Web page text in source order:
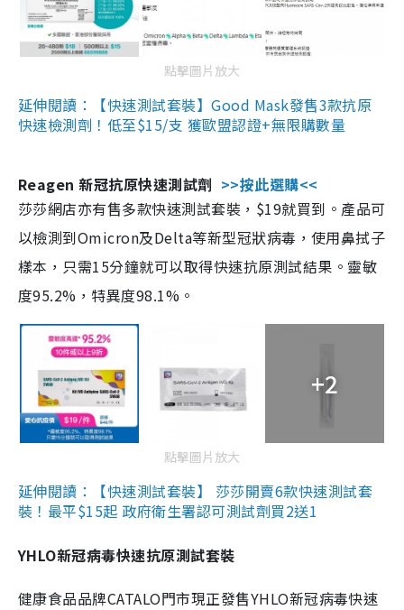
點擊圖片放大
延伸閱讀：【快速測試套裝】Good Mask發售3款抗原
快速檢測劑！低至$15/支 獲歐盟認證+無限購數量
Reagen 新冠抗原快速測試劑 >>按此選購<<
莎莎網店亦有售多款快速測試套裝，$19就買到。產品可
以檢測到Omicron及Delta等新型冠狀病毒，使用鼻拭子
樣本，只需15分鐘就可以取得快速抗原測試結果。靈敏
度95.2%，特異度98.1%。
+2
點擊圖片放大
延伸閱讀：【快速測試套裝】 莎莎開賣6款快速測試套
裝！最平$15起 政府衛生署認可測試劑買2送1
YHLO新冠病毒快速抗原測試套裝
健康食品品牌CATALO門市現正發售YHLO新冠病毒快速